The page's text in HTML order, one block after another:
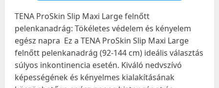
TENA ProSkin Slip Maxi Large felnőtt
pelenkanadrág: Tökéletes védelem és kényelem
egész napra ️ Ez a TENA ProSkin Slip Maxi Large
felnőtt pelenkanadrág (92-144 cm) ideális választás
súlyos inkontinencia esetén. Kiváló nedvszívó
képességének és kényelmes kialakításának